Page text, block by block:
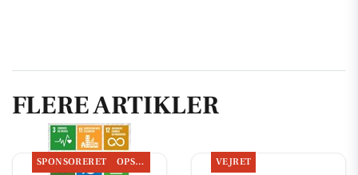
FLERE ARTIKLER
SPONSORERET OPSLAGSTAVLEN VEJRET